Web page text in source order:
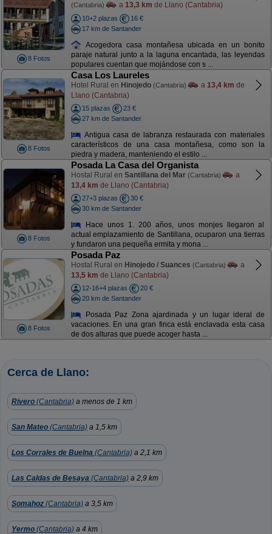
8 Fotos
(Cantabria) a 13,3 km de Llano (Cantabria)
10+2 plazas
16 €
17 km de Santander
Acogedora casa montañesa ubicada en un bonito
paraje natural junto a la laguna encantada, las leyendas
populares cuentan que mojándose con s ...
8 Fotos
Casa Los Laureles
Hotel Rural en Hinojedo (Cantabria) a 13,4 km de
Llano (Cantabria)
15 plazas
23 €
27 km de Santander
Antigua casa de labranza restaurada con materiales
característicos de una casa montañesa, como son la
piedra y madera, manteniendo el estilo ...
8 Fotos
Posada La Casa del Organista
Hostal Rural en Santillana del Mar (Cantabria)
a
13,4 km de Llano (Cantabria)
27+3 plazas
30 €
30 km de Santander
Hace unos 1. 200 años, unos monjes llegaron al
actual emplazamiento de Santillana, ocuparon una tierras
y fundaron una pequeña ermita y mona ...
8 Fotos
Posada Paz
Hostal Rural en Hinojedo / Suances (Cantabria)
a
13,5 km de Llano (Cantabria)
12-16+4 plazas
20 €
20 km de Santander
Posada Paz Zona ajardinada y un lugar ideral de
vacaciones. En una gran finca está enclavada esta casa
de dos alturas que puede acoger hasta ...
Cerca de Llano:
Rivero (Cantabria) a menos de 1 km
San Mateo (Cantabria) a 1,5 km
Los Corrales de Buelna (Cantabria) a 2,1 km
Las Caldas de Besaya (Cantabria) a 2,9 km
Somahoz (Cantabria) a 3,5 km
Yermo (Cantabria) a 4 km